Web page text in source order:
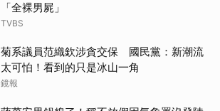
「全裸男屍」
TVBS
菊系議員范織欽涉貪交保 國民黨：新潮流
太可怕！看到的只是冰山一角
鏡報